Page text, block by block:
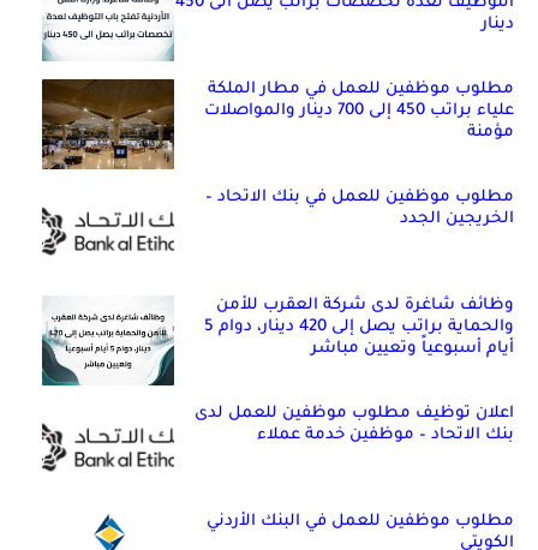
دينار
مطلوب موظفين للعمل في مطار الملكة
علياء براتب 450 إلى 700 دينار والمواصلات
مؤمنة
مطلوب موظفين للعمل في بنك الاتحاد –
الخريجين الجدد
وظائف شاغرة لدى شركة العقرب للأمن
والحماية براتب يصل إلى 420 دينار، دوام 5
أيام أسبوعياً وتعيين مباشر
اعلان توظيف مطلوب موظفين للعمل لدى
بنك الاتحاد – موظفين خدمة عملاء
مطلوب موظفين للعمل في البنك الأردني
الكويتي